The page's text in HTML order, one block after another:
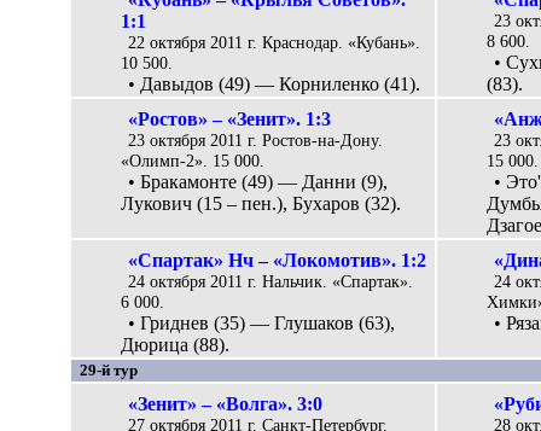
1:1
22 октября 2011 г. Краснодар. «Кубань».
10 500.
• Давыдов (49) — Корниленко (41).
23
8 600.
•
(83).
«Ростов» – «Зенит». 1:3
23 октября 2011 г. Ростов-на-Дону.
«Олимп-2». 15 000.
• Бракамонте (49) — Данни (9),
Лукович (15 – пен.), Бухаров (32).
23
15 000.
•
«Спартак» Нч – «Локомотив». 1:2
24 октября 2011 г. Нальчик. «Спартак».
6 000.
• Гриднев (35) — Глушаков (63),
Дюрица (88).
24
•
29-й тур
«Зенит» – «Волга». 3:0
27 октября 2011 г. Санкт-Петербург.
28